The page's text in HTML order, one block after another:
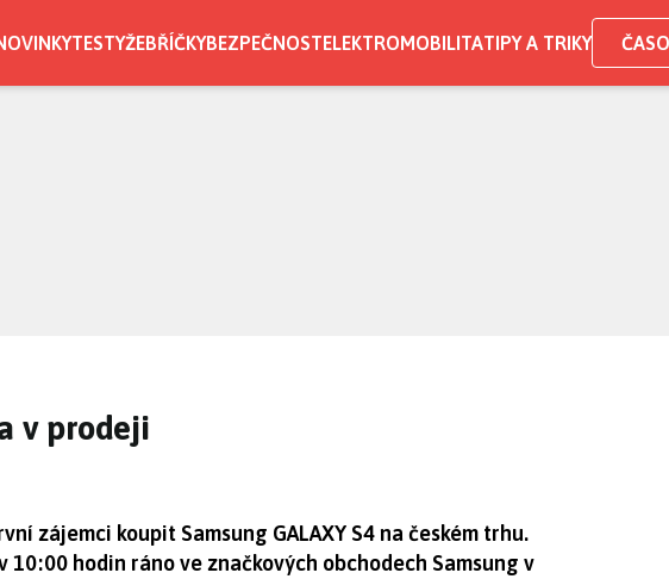
TESTYŽEBŘÍČKYBEZPEČNOSTELEKTROMOBILITATIPY A TRIKY
v prodeji
zájemci koupit Samsung GALAXY S4 na českém trhu.
10:00 hodin ráno ve značkových obchodech Samsung v